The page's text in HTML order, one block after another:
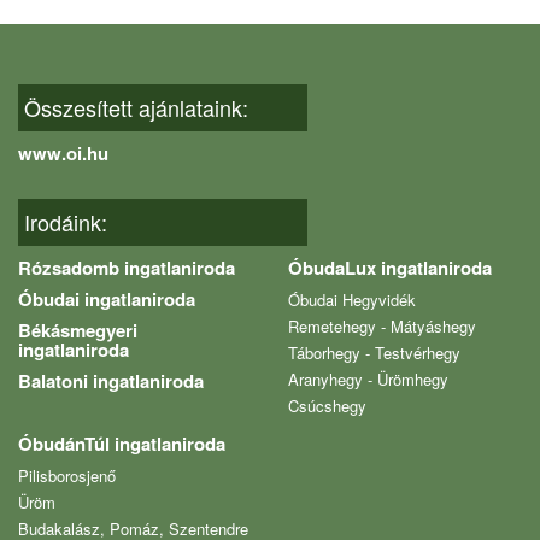
Összesített ajánlataink:
www.oi.hu
Irodáink:
Rózsadomb ingatlaniroda
Óbudai ingatlaniroda
Békásmegyeri
ingatlaniroda
Balatoni ingatlaniroda
ÓbudaLux ingatlaniroda
Óbudai Hegyvidék
Remetehegy - Mátyáshegy
Táborhegy - Testvérhegy
Aranyhegy - Ürömhegy
Csúcshegy
ÓbudánTúl ingatlaniroda
Pilisborosjenő
Üröm
Budakalász, Pomáz, Szentendre